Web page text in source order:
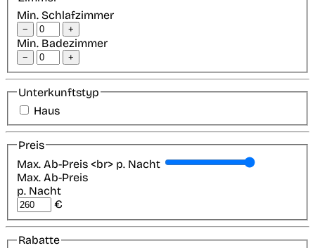
Min. Schlafzimmer
− +
Min. Badezimmer
− +
Unterkunftstyp
Haus
Preis
Max. Ab-Preis <br> p. Nacht
Max. Ab-Preis
p. Nacht
€
Rabatte